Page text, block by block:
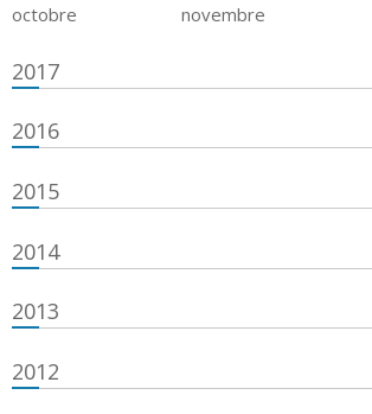
octobre
novembre
2017
2016
2015
2014
2013
2012